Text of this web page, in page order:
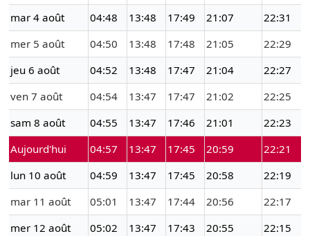
mar 4 août 04:48 13:48 17:49 21:07
22:31
mer 5 août
04:50 13:48 17:48 21:05
22:29
jeu 6 août
04:52 13:48 17:47 21:04
22:27
ven 7 août
04:54 13:47 17:47 21:02
22:25
sam 8 août
04:55 13:47 17:46 21:01
22:23
Aujourd'hui
04:57 13:47 17:45 20:59
22:21
lun 10 août
04:59 13:47 17:45 20:58
22:19
mar 11 août
05:01 13:47 17:44 20:56
22:17
mer 12 août
05:02 13:47 17:43 20:55
22:15